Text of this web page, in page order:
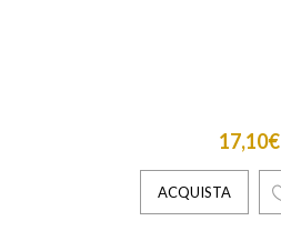
17,10€
ACQUISTA